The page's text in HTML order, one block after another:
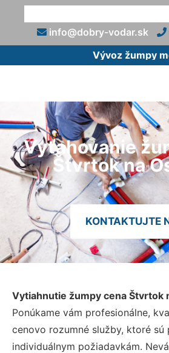
info@dobry-vodar.sk
Vývoz žumpy
Vyťahovanie
Štvrtok na
KONTAKTUJTE
Vytiahnutie žumpy cena Štvrtok
Ponúkame vám profesionálne,
cenovo rozumné služby, ktoré sú
individuálnym požiadavkám.